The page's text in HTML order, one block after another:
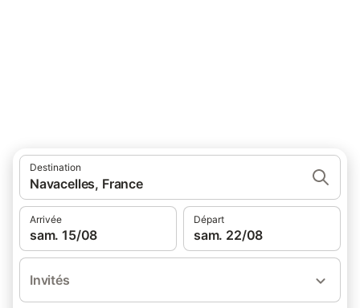
Destination
Navacelles, France
Arrivée
sam. 15/08
Départ
sam. 22/08
Invités